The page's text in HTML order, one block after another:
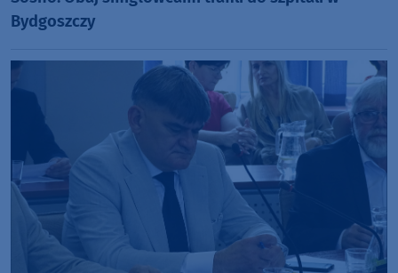
Bydgoszczy